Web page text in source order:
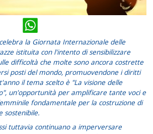
la Giornata Internazionale delle
istituita con l'intento di sensibilizzare
difficoltà che molte sono ancora costrette
posti del mondo, promuovendone i diritti
il tema scelto è "La visione delle
un'opportunità per amplificare tante voci e
fondamentale per la costruzione di
sostenibile.
tuttavia continuano a imperversare